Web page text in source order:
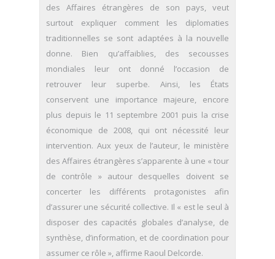
des Affaires étrangères de son pays, veut
surtout expliquer comment les diplomaties
traditionnelles se sont adaptées à la nouvelle
donne. Bien qu’affaiblies, des secousses
mondiales leur ont donné l’occasion de
retrouver leur superbe. Ainsi, les États
conservent une importance majeure, encore
plus depuis le 11 septembre 2001 puis la crise
économique de 2008, qui ont nécessité leur
intervention. Aux yeux de l’auteur, le ministère
des Affaires étrangères s’apparente à une « tour
de contrôle » autour desquelles doivent se
concerter les différents protagonistes afin
d’assurer une sécurité collective. Il « est le seul à
disposer des capacités globales d’analyse, de
synthèse, d’information, et de coordination pour
assumer ce rôle », affirme Raoul Delcorde.